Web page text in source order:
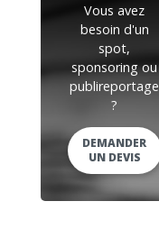
Vous avez
besoin d'un
spot,
sponsoring ou
publireportage
?
DEMANDER
UN DEVIS